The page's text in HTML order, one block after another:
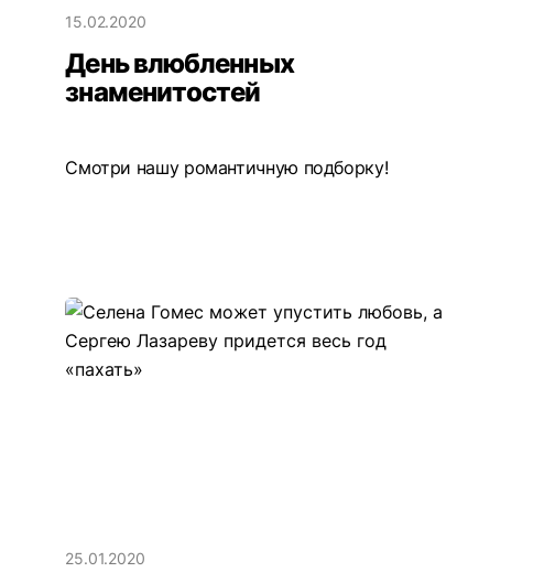
15.02.2020
День влюбленных
знаменитостей
Смотри нашу романтичную подборку!
25.01.2020